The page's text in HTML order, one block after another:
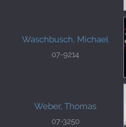
Waschbusch, Michael
07-9214
Weber, Thomas
07-3250